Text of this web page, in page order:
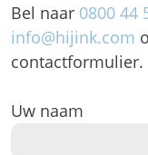
Bel naar 0800 44
info@hijink.com
contactformulier.
Uw naam